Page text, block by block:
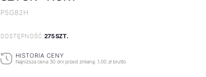
P5G82H
DOSTĘPNOŚĆ:275 SZT.
HISTORIA CENY
Najniższa cena 30 dni przed zmianą: 1,00 zł brutto